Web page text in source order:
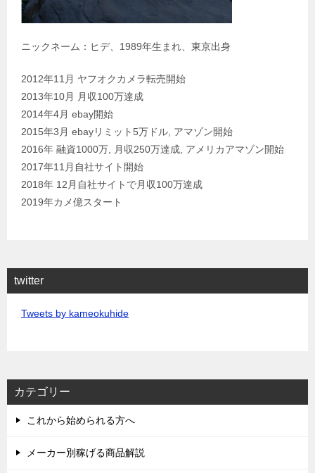
ニックネーム：ヒデ、1989年生まれ、東京出身
2012年11月 ヤフオクカメラ転売開始
2013年10月 月収100万達成
2014年4月 ebay開始
2015年3月 ebayリミット5万ドル, アマゾン開始
2016年 融資1000万, 月収250万達成, アメリカアマゾン開始
2017年11月自社サイト開始
2018年 12月自社サイトで月収100万達成
2019年カメ億スタート
twitter
Tweets by kameokuhide
カテゴリー
これから始められる方へ
メーカー別稼げる商品解説